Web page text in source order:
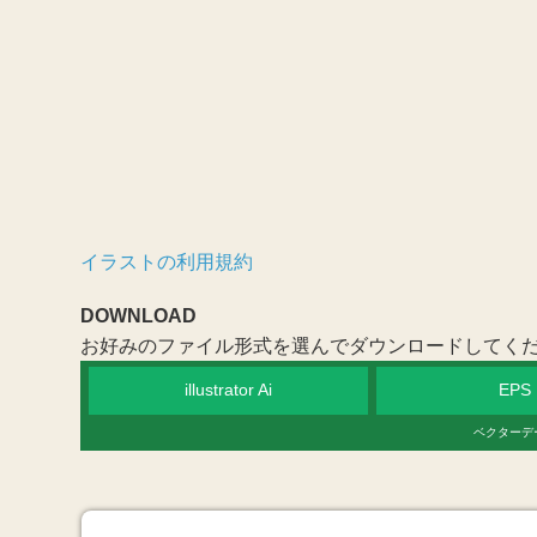
イラストの利用規約
DOWNLOAD
お好みのファイル形式を選んでダウンロードしてくだ
illustrator Ai EPS
ベクターデ